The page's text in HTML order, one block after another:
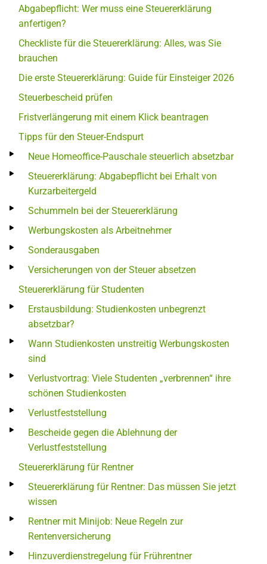
Abgabepflicht: Wer muss eine Steuererklärung
anfertigen?
Checkliste für die Steuererklärung: Alles, was Sie
brauchen
Die erste Steuererklärung: Guide für Einsteiger 2026
Steuerbescheid prüfen
Fristverlängerung mit einem Klick beantragen
Tipps für den Steuer-Endspurt
Neue Homeoffice-Pauschale steuerlich absetzbar
Steuererklärung: Abgabepflicht bei Erhalt von
Kurzarbeitergeld
Schummeln bei der Steuererklärung
Werbungskosten als Arbeitnehmer
Sonderausgaben
Versicherungen von der Steuer absetzen
Steuererklärung für Studenten
Erstausbildung: Studienkosten unbegrenzt
absetzbar?
Wann Studienkosten unstreitig Werbungskosten
sind
Verlustvortrag: Viele Studenten „verbrennen“ ihre
schönen Studienkosten
Verlustfeststellung
Bescheide gegen die Ablehnung der
Verlustfeststellung
Steuererklärung für Rentner
Steuererklärung für Rentner: Das müssen Sie jetzt
wissen
Rentner mit Minijob: Neue Regeln zur
Rentenversicherung
Hinzuverdienstregelung für Frührentner